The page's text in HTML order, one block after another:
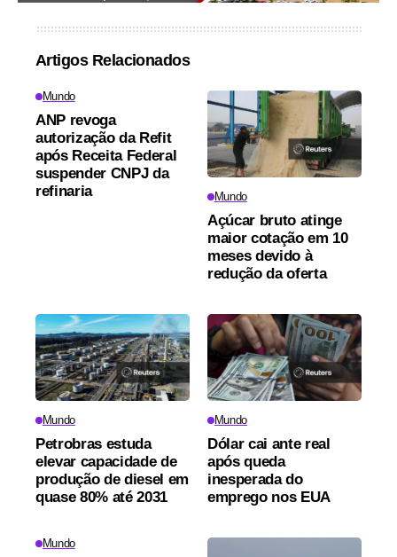
Artigos Relacionados
Mundo
ANP revoga
autorização da Refit
após Receita Federal
suspender CNPJ da
refinaria
Mundo
Açúcar bruto atinge
maior cotação em 10
meses devido à
redução da oferta
Mundo
Petrobras estuda
elevar capacidade de
produção de diesel em
quase 80% até 2031
Mundo
Dólar cai ante real
após queda
inesperada do
emprego nos EUA
Mundo